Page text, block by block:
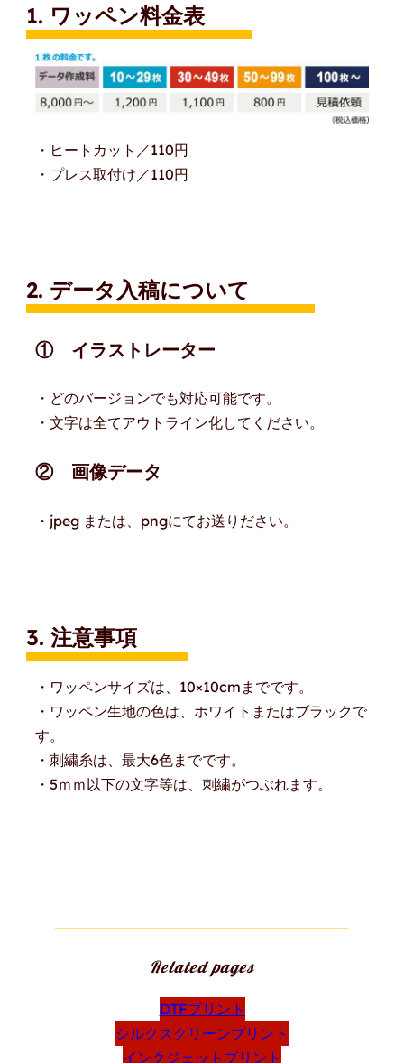
1. ワッペン料金表
・ヒートカット／110円
・プレス取付け／110円
2. データ入稿について
① イラストレーター
・どのバージョンでも対応可能です。
・文字は全てアウトライン化してください。
② 画像データ
・jpeg または、pngにてお送りださい。
3. 注意事項
・ワッペンサイズは、10×10cmまでです。
・ワッペン生地の色は 、ホワイトまたはブラックで
す。
・刺繍糸は、最大6色までです。
・5ｍｍ以下の文字等は、刺繍がつぶれます。
Related pages
DTFプリント
シルクスクリーンプリント
インクジェットプリント